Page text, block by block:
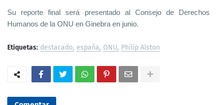
Su reporte final será presentado al Consejo de Derechos
Humanos de la ONU en Ginebra en junio.
Etiquetas: destacado españa ONU Philip Alston